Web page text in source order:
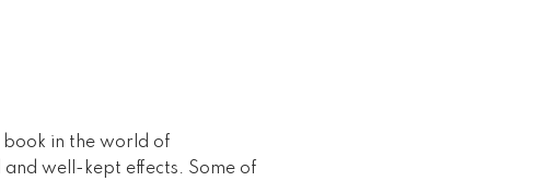
book in the world of
and well-kept effects. Some of